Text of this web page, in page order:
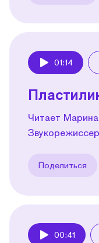
01:14
Читает
Поделиться
00:41